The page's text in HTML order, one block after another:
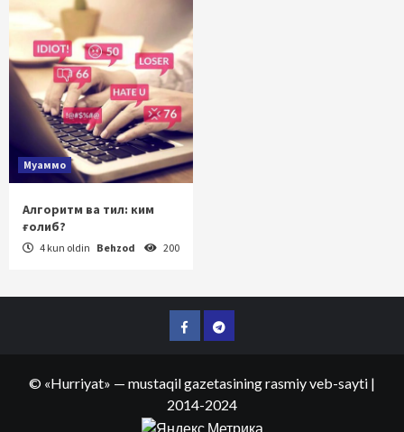
Муаммо
Алгоритм ва тил: ким
ғолиб?
4 kun oldin Behzod 200
FacebookTelegram
© «Hurriyat» — mustaqil gazetasining rasmiy veb-sayti |
2014-2024